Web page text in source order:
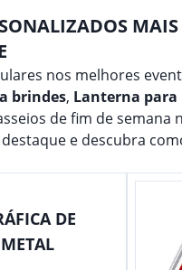
nos melhores
brindes, Lanterna para
de fim de semana
e descubra
DE